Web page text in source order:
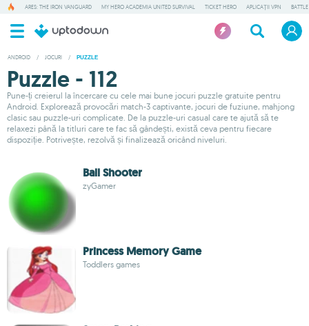
ARES: THE IRON VANGUARD MY HERO ACADEMIA UNITED SURVIVAL TICKET HERO APLICAȚII VPN
ANDROID / JOCURI / PUZZLE
Puzzle - 112
Pune-ți creierul la încercare cu cele mai bune jocuri puzzle gratuite pentru
Android. Explorează provocări match-3 captivante, jocuri de fuziune, mahjong
clasic sau puzzle-uri complicate. De la puzzle-uri casual care te ajută să te
relaxezi până la titluri care te fac să gândești, există ceva pentru fiecare
dispoziție. Potrivește, rezolvă și finalizează oricând niveluri.
Ball Shooter
zyGamer
Princess Memory Game
Toddlers games